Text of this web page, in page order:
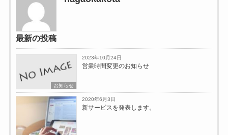
最新の投稿
お知らせ
2023年10月24日
営業時間変更のお知らせ
2020年6月3日
新サービスを発表します。